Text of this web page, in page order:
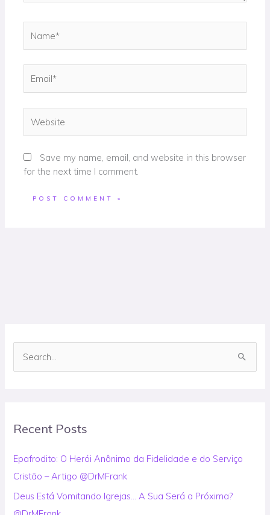
c
f
o
r
Recent Posts
Epafrodito: O Herói Anônimo da Fidelidade e do Serviço
Cristão – Artigo @DrMFrank
Deus Está Vomitando Igrejas… A Sua Será a Próxima?
Save my name, email, and website in this browser
for the next time I comment.